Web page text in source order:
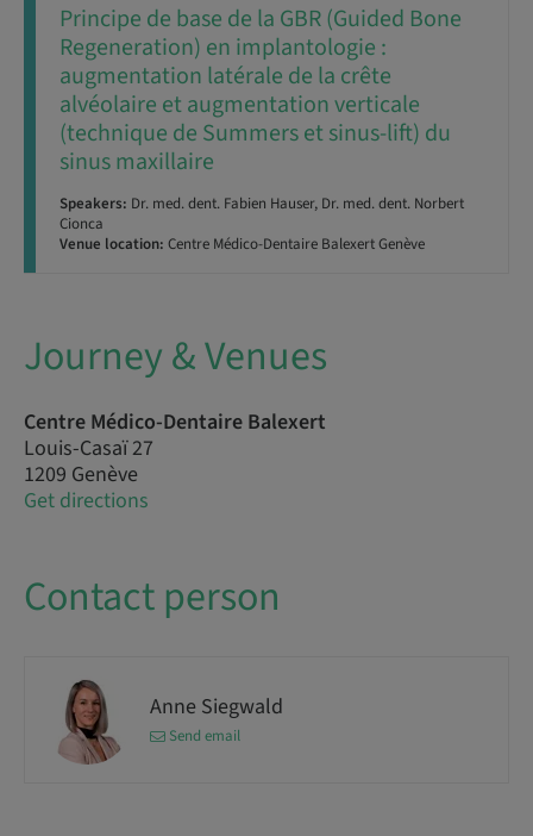
Principe de base de la GBR (Guided Bone
Regeneration) en implantologie :
augmentation latérale de la crête
alvéolaire et augmentation verticale
(technique de Summers et sinus-lift) du
sinus maxillaire
Speakers: Dr. med. dent. Fabien Hauser, Dr. med. dent. Norbert
Cionca
Venue location: Centre Médico-Dentaire Balexert Genève
Journey & Venues
Centre Médico-Dentaire Balexert
Louis-Casaï 27
1209 Genève
Get directions
Contact person
Anne Siegwald
Send email